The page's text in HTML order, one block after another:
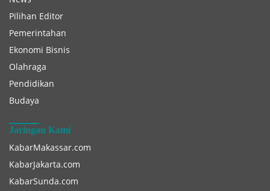
Pilihan Editor
Pemerintahan
Ekonomi Bisnis
Olahraga
Pendidikan
Budaya
Jaringan Kami
KabarMakassar.com
KabarJakarta.com
KabarSunda.com